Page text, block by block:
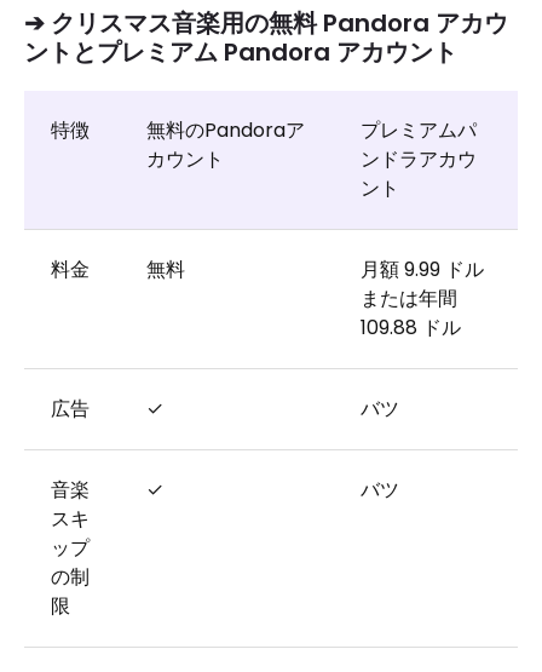
➔ クリスマス音楽用の無料 Pandora アカウ
ントとプレミアム Pandora アカウント
特徴
無料のPandoraア
カウント
プレミアムパ
ンドラアカウ
ント
料金 無料
月額 9.99 ドル
または年間
109.88 ドル
広告 ✓ バツ
音楽
スキ
ップ
の制
限
✓ バツ